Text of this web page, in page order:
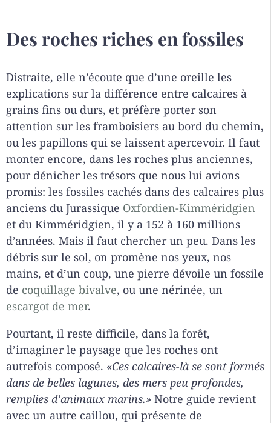
Des roches riches en fossiles
Distraite, elle n’écoute que d’une oreille les
explications sur la différence entre calcaires à
grains fins ou durs, et préfère porter son
attention sur les framboisiers au bord du chemin,
ou les papillons qui se laissent apercevoir. Il faut
monter encore, dans les roches plus anciennes,
pour dénicher les trésors que nous lui avions
promis: les fossiles cachés dans des calcaires plus
anciens du Jurassique Oxfordien-Kimméridgien
et du Kimméridgien, il y a 152 à 160 millions
d’années. Mais il faut chercher un peu. Dans les
débris sur le sol, on promène nos yeux, nos
mains, et d’un coup, une pierre dévoile un fossile
de coquillage bivalve, ou une nérinée, un
escargot de mer.
Pourtant, il reste difficile, dans la forêt,
d’imaginer le paysage que les roches ont
autrefois composé. «Ces calcaires-là se sont formés
dans de belles lagunes, des mers peu profondes,
remplies d’animaux marins.» Notre guide revient
avec un autre caillou, qui présente de